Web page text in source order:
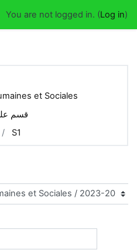
You are not logged in. (Log in)
et Sociales
قسم
S1